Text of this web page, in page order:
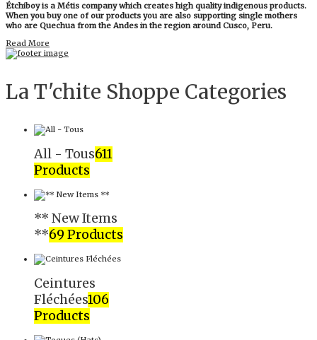
Étchiboy is a Métis company which creates high quality indigenous products.
When you buy one of our products you are also supporting single mothers
who are Quechua from the Andes in the region around Cusco, Peru.
Read More
La T'chite Shoppe Categories​
All - Tous611
Products
** New Items
**69 Products
Ceintures
Fléchées106
Products